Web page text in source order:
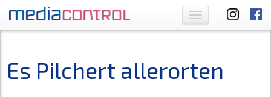
Toggle
navigation
Es Pilchert allerorten